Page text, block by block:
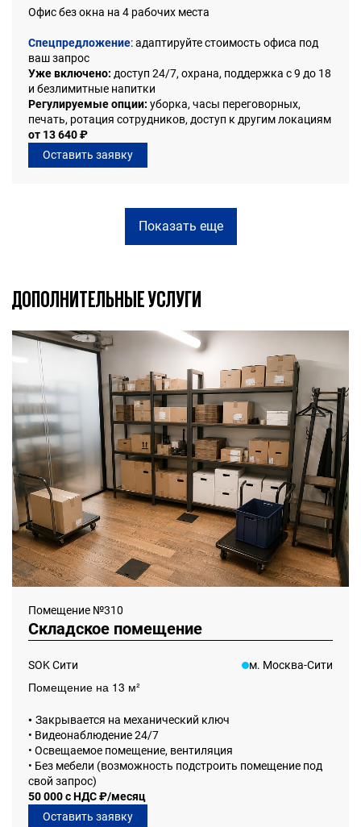
Офис без окна на 4 рабочих места
Спецпредложение: адаптируйте стоимость офиса под
ваш запрос
Уже включено: доступ 24/7, охрана, поддержка с 9 до 18
и безлимитные напитки
Регулируемые опции: уборка, часы переговорных,
печать, ротация сотрудников, доступ к другим локациям
от 13 640 ₽
Оставить заявку
Показать еще
ДОПОЛНИТЕЛЬНЫЕ УСЛУГИ
Помещение №310
Складское помещение
SOK Сити м. Москва-Сити
Помещение на 13 м²
• Закрывается на механический ключ
• Видеонаблюдение 24/7
• Освещаемое помещение, вентиляция
• Без мебели (возможность подстроить помещение под
свой запрос)
50 000 с НДС ₽/месяц
Оставить заявку